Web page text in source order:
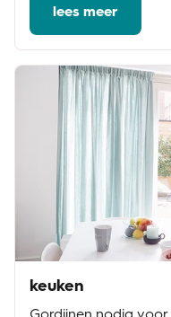
lees meer
keuken